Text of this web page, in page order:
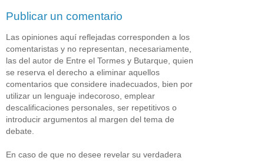
Publicar un comentario
Las opiniones aquí reflejadas corresponden a los
comentaristas y no representan, necesariamente,
las del autor de Entre el Tormes y Butarque, quien
se reserva el derecho a eliminar aquellos
comentarios que considere inadecuados, bien por
utilizar un lenguaje indecoroso, emplear
descalificaciones personales, ser repetitivos o
introducir argumentos al margen del tema de
debate.
En caso de que no desee revelar su verdadera